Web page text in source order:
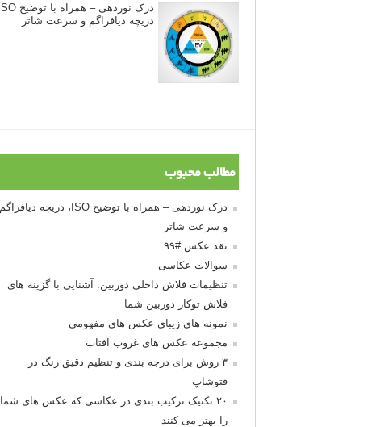
دریچه دیافراگم و سرعت شاتر
مطالب محبوب
درک نوردهی – همراه با توضیح ISO، دریچه دیافراگم
و سرعت شاتر
نقد عکس #۹۹
سوالات عکاسی
تنظیمات فلاش داخلی دوربین: آشنایی با گزینه های
فلاش توکار دوربین شما
نمونه های زیبای عکس های مفهومی
مجموعه عکس های غروب آفتاب
۳ روش برای درجه بندی و تنظیم دقیق رنگ در
فتوشاپ
۲۰ تکنیک ترکیب بندی در عکاسی که عکس های شما
را بهتر می کنند